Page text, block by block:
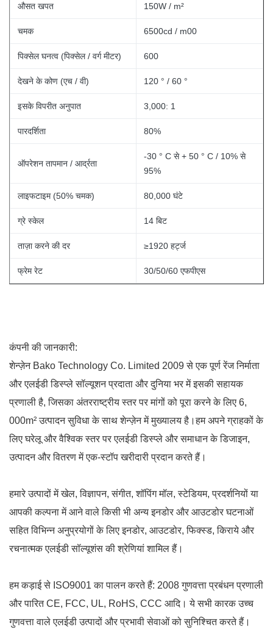
औसत खपत 150W / m²
चमक 6500cd / m00
पिक्सेल घनत्व (पिक्सेल / वर्ग मीटर) 600
देखने के कोण (एच / वी) 120 ° / 60 °
इसके विपरीत अनुपात 3,000: 1
पारदर्शिता 80%
ऑपरेशन तापमान / आर्द्रता
-30 ° C से + 50 ° C / 10% से
95%
लाइफटाइम (50% चमक) 80,000 घंटे
ग्रे स्केल 14 बिट
ताज़ा करने की दर ≥1920 हर्ट्ज
फ्रेम रेट 30/50/60 एफपीएस
कंपनी की जानकारी:
शेन्ज़ेन Bako Technology Co. Limited 2009 से एक पूर्ण रेंज निर्माता
और एलईडी डिस्प्ले सॉल्यूशन प्रदाता और दुनिया भर में इसकी सहायक
प्रणाली है, जिसका अंतरराष्ट्रीय स्तर पर मांगों को पूरा करने के लिए 6,
000m² उत्पादन सुविधा के साथ शेन्ज़ेन में मुख्यालय है।हम अपने ग्राहकों के
लिए घरेलू और वैश्विक स्तर पर एलईडी डिस्प्ले और समाधान के डिजाइन,
उत्पादन और वितरण में एक-स्टॉप खरीदारी प्रदान करते हैं।
हमारे उत्पादों में खेल, विज्ञापन, संगीत, शॉपिंग मॉल, स्टेडियम, प्रदर्शनियों या
आपकी कल्पना में आने वाले किसी भी अन्य इनडोर और आउटडोर घटनाओं
सहित विभिन्न अनुप्रयोगों के लिए इनडोर, आउटडोर, फिक्स्ड, किराये और
रचनात्मक एलईडी सॉल्यूशंस की श्रेणियां शामिल हैं।
हम कड़ाई से ISO9001 का पालन करते हैं: 2008 गुणवत्ता प्रबंधन प्रणाली
और पारित CE, FCC, UL, RoHS, CCC आदि। ये सभी कारक उच्च
गुणवत्ता वाले एलईडी उत्पादों और प्रभावी सेवाओं को सुनिश्चित करते हैं।